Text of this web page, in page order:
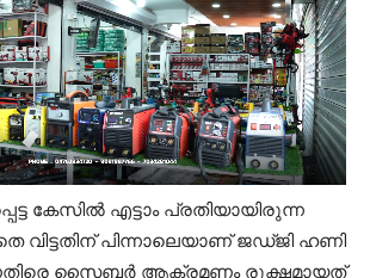
കേസിൽ എട്ടാം പ്രതിയായിരുന്ന
വിട്ടതിന് പിന്നാലെയാണ് ജഡ്‌ജി ഹണി
സൈബർ ആക്രമണം രൂക്ഷമായത്